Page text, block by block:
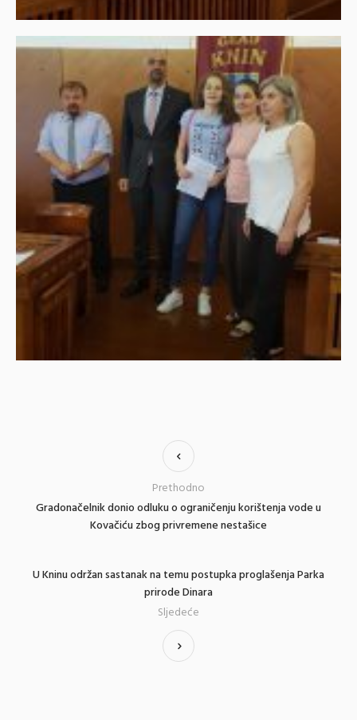
Gradonačelnik donio odluku o ograničenju korištenja vode u
Kovačiću zbog privremene nestašice
Prethodno
U Kninu održan sastanak na temu postupka proglašenja Parka
prirode Dinara
Sljedeće